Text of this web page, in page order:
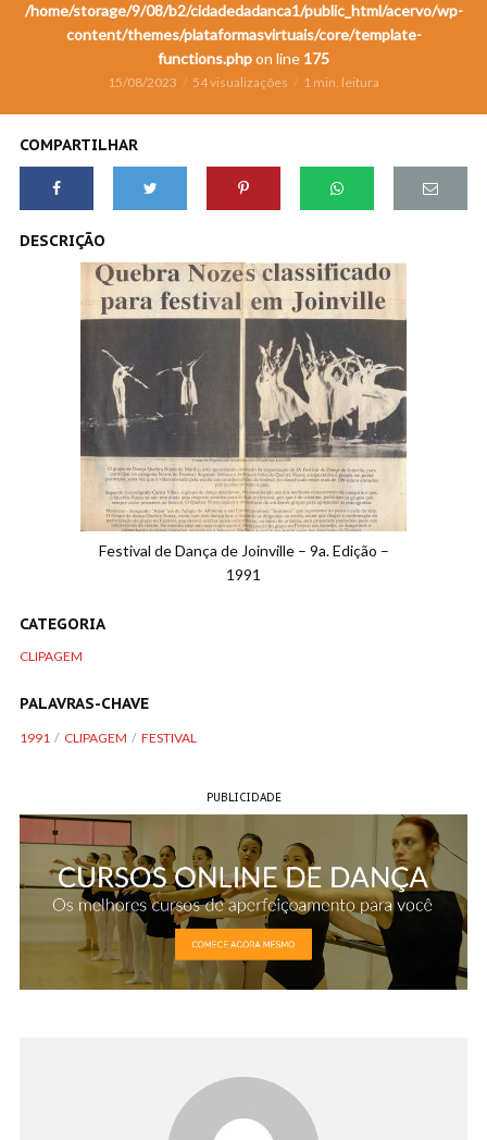
/home/storage/9/08/b2/cidadedadanca1/public_html/acervo/wp-
content/themes/plataformasvirtuais/core/template-
functions.phpon line 175
15/08/2023 54 visualizações 1 min. leitura
COMPARTILHAR
DESCRIÇÃO
Festival de Dança de Joinville – 9a. Edição –
1991
CATEGORIA
CLIPAGEM
PALAVRAS-CHAVE
1991 CLIPAGEM FESTIVAL
PUBLICIDADE